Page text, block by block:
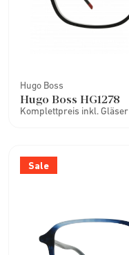
Hugo Boss
Hugo Boss HG1278
Komplettpreis inkl. Gläser
Sale